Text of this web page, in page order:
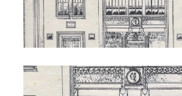
Municipio 1926